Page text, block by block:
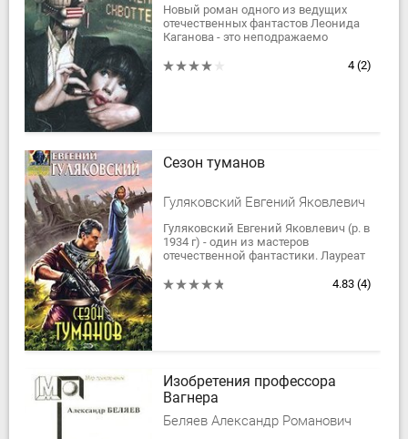
Новый роман одного из ведущих
отечественных фантастов Леонида
Каганова - это неподражаемо
сюжет и тонкий, блистательный,4 (2)
Сезон туманов
Гуляковский Евгений Яковлевич
Гуляковский Евгений Яковлевич (р. в
1934 г) - один из мастеров
отечественной фантастики. Лауреат
премии, присуждаемой за вклад в...
4.83 (4)
Изобретения профессора
Вагнера
Беляев Александр Романович